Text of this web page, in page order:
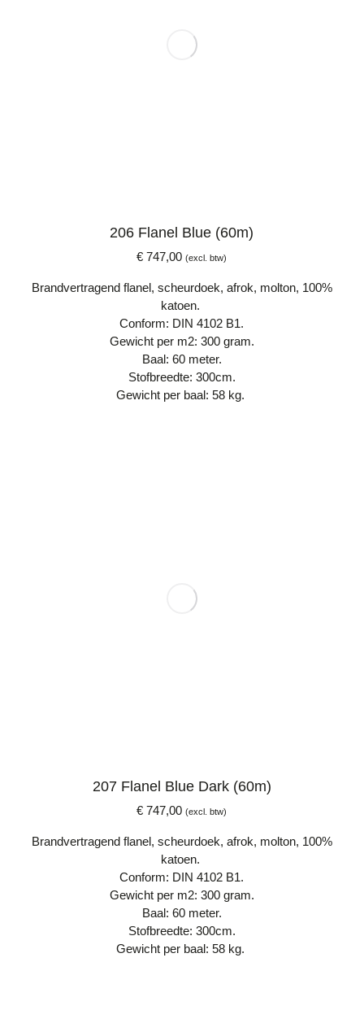
206 Flanel Blue (60m)
€ 747,00 (excl. btw)
Brandvertragend flanel, scheurdoek, afrok, molton, 100%
katoen.
Conform: DIN 4102 B1.
Gewicht per m2: 300 gram.
Baal: 60 meter.
Stofbreedte: 300cm.
Gewicht per baal: 58 kg.
207 Flanel Blue Dark (60m)
€ 747,00 (excl. btw)
Brandvertragend flanel, scheurdoek, afrok, molton, 100%
katoen.
Conform: DIN 4102 B1.
Gewicht per m2: 300 gram.
Baal: 60 meter.
Stofbreedte: 300cm.
Gewicht per baal: 58 kg.